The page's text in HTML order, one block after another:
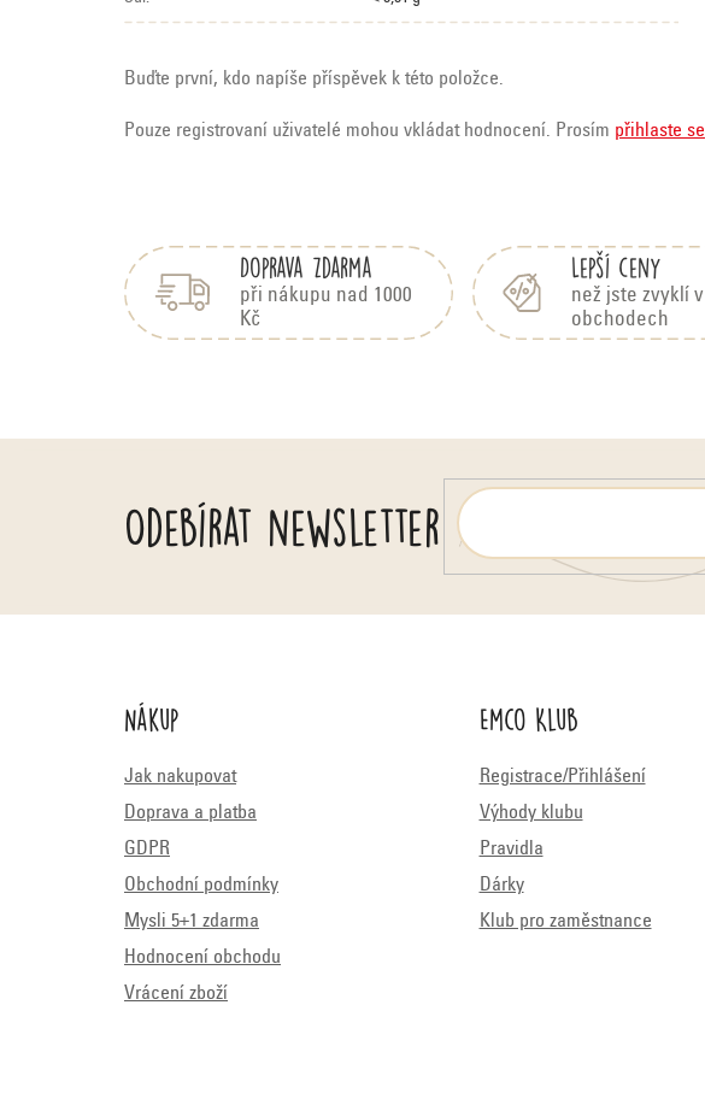
Buďte první, kdo napíše příspěvek k této položce.
Pouze registrovaní uživatelé mohou vkládat hodnocení. Prosím přihlaste se
Doprava zdarma
při nákupu nad 1000
Kč
Lepší ceny
než jste zvyklí v
obchodech
Odebírat newsletter
Nákup
Jak nakupovat
Doprava a platba
GDPR
Obchodní podmínky
Mysli 5+1 zdarma
Hodnocení obchodu
Vrácení zboží
Emco Klub
Registrace/Přihlášení
Výhody klubu
Pravidla
Dárky
Klub pro zaměstnance